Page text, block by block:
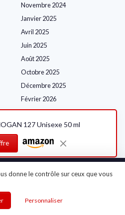
127 Unisexe 50 ml
Novembre 2024
Janvier 2025
Avril 2025
Juin 2025
Août 2025
Octobre 2025
Décembre 2025
Février 2026
Avril 2026
Juin 2026
Août 2026
donne le contrôle sur ceux que vous
Personnaliser